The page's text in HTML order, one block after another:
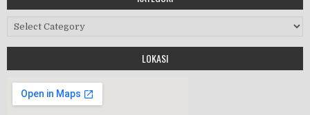
HALAL BIHALAL
Kategori
LOKASI